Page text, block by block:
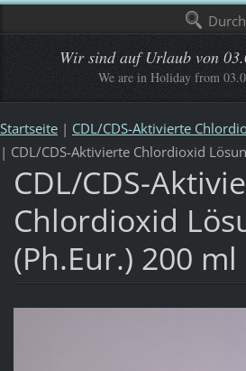
Wir sind auf Urlaub von
We are in Holiday from
Startseite | CDL/CDS-Aktivierte
| CDL/CDS-Aktivierte Chlordioxid
CDL/CDS-
Chlordioxid
(Ph.Eur.) 200 ml